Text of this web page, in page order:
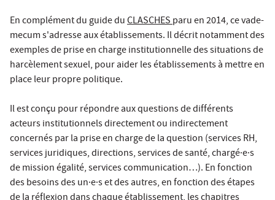
En complément du guide duCLASCHESparu en 2014, ce vade-
mecum s'adresse aux établissements. Il décrit notamment des
exemples de prise en charge institutionnelle des situations de
harcèlement sexuel, pour aider les établissements à mettre en
place leur propre politique.
Il est conçu pour répondre aux questions de différents
acteurs institutionnels directement ou indirectement
concernés par la prise en charge de la question (services RH,
services juridiques, directions, services de santé, chargé·e·s
de mission égalité, services communication…). En fonction
des besoins des un·e·s et des autres, en fonction des étapes